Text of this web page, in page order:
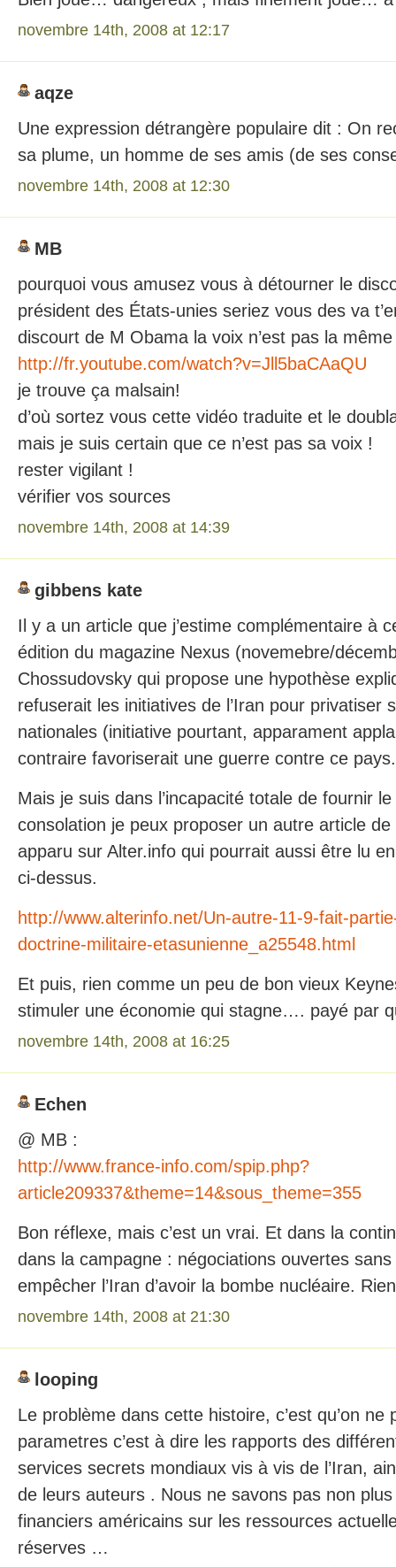
novembre 14th, 2008 at 12:17
aqze
Une expression détrangère populaire dit : On
sa plume, un homme de ses amis (de ses
novembre 14th, 2008 at 12:30
MB
pourquoi vous amusez vous à détourner le
président des États-unies seriez vous des va
discourt de M Obama la voix n’est pas la
http://fr.youtube.com/watch?v=Jll5baCAaQU
je trouve ça malsain!
d’où sortez vous cette vidéo traduite et le
mais je suis certain que ce n’est pas sa voix !
rester vigilant !
vérifier vos sources
novembre 14th, 2008 at 14:39
gibbens kate
Il y a un article que j’estime complémentaire à
édition du magazine Nexus (novemebre/
Chossudovsky qui propose une hypothèse
refuserait les initiatives de l’Iran pour privatiser
nationales (initiative pourtant, apparament
contraire favoriserait une guerre contre ce pays.
Mais je suis dans l’incapacité totale de fournir
consolation je peux proposer un autre article
apparu sur Alter.info qui pourrait aussi être lu
ci-dessus.
http://www.alterinfo.net/Un-autre-11-9-fait-
doctrine-militaire-etasunienne_a25548.html
Et puis, rien comme un peu de bon vieux
stimuler une économie qui stagne…. payé par
novembre 14th, 2008 at 16:25
Echen
@ MB :
http://www.france-info.com/spip.php?
article209337&theme=14&sous_theme=355
Bon réflexe, mais c’est un vrai. Et dans la
dans la campagne : négociations ouvertes
empêcher l’Iran d’avoir la bombe nucléaire.
novembre 14th, 2008 at 21:30
looping
Le problème dans cette histoire, c’est qu’on
parametres c’est à dire les rapports des
services secrets mondiaux vis à vis de l’Iran,
de leurs auteurs . Nous ne savons pas non plus
financiers américains sur les ressources
réserves …